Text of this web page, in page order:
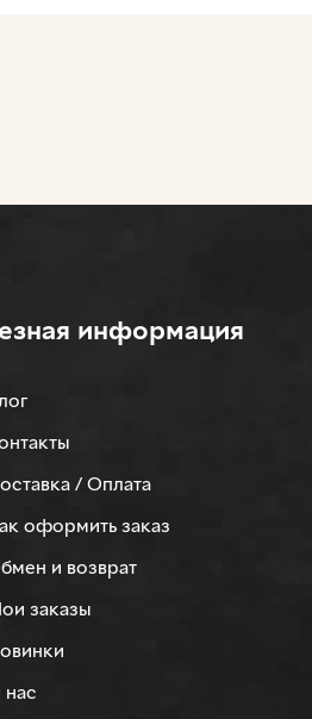
информация
/ Оплата
оформить заказ
и возврат
заказы